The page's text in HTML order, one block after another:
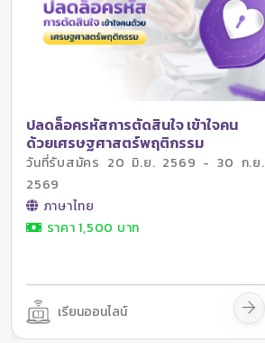
ปลดล็อครหัสการตัดสินใจ เข้าใจคน
ด้วยเศรษฐศาสตร์พฤติกรรม
วันที่รับสมัคร 20 มิ.ย. 2569 - 30 ก.ย.
2569
ภาษาไทย
ราคา 1,500 บาท
เรียนออนไลน์